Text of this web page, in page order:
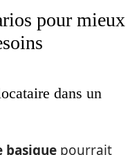
pour mieux
dans un
basique pourrait